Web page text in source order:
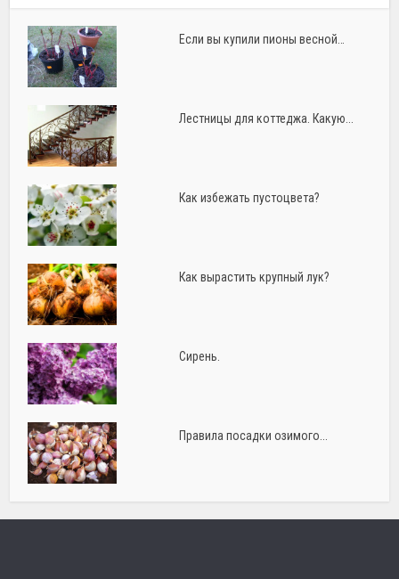
Если вы купили пионы весной…
Лестницы для коттеджа. Какую...
Как избежать пустоцвета?
Как вырастить крупный лук?
Сирень.
Правила посадки озимого...